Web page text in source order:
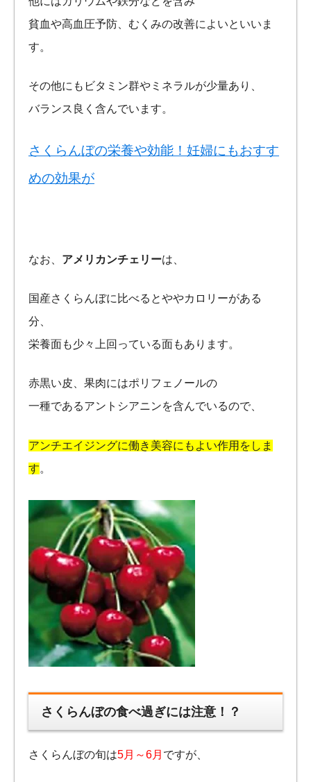
貧血や高血圧予防、むくみの改善によいといいま
す。
その他にもビタミン群やミネラルが少量あり、
バランス良く含んでいます。
さくらんぼの栄養や効能！妊婦にもおすす
めの効果が
なお、 アメリカンチェリーは、
国産さくらんぼに比べるとややカロリーがある
分、
栄養面も少々上回っている面もあります。
赤黒い皮、果肉にはポリフェノールの
一種であるアントシアニンを含んでいるので、
アンチエイジングに働き美容にもよい作用をしま
す。
さくらんぼの食べ過ぎには注意！？
さくらんぼの旬は5月～6月 ですが、